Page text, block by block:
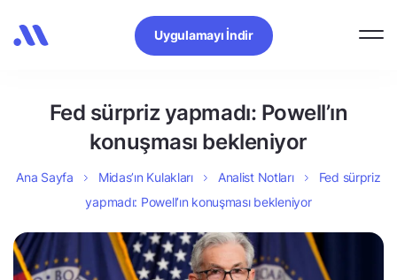
Uygulamayı İndir
Fed sürpriz yapmadı: Powell’ın
konuşması bekleniyor
Ana Sayfa Midas’ın Kulakları Analist Notları
Fed sürpriz
yapmadı: Powell’ın konuşması bekleniyor